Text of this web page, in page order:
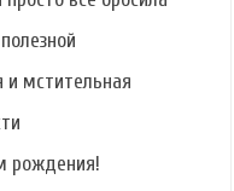
и мстительная
рождения!